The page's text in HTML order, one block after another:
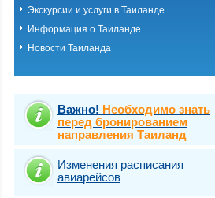
Экскурсии и услуги в Таиланде
Информация о Таиланде
Новости Таиланда
Важно! Необходимо знать
перед бронированием
направления Таиланд
Изменения расписания
авиарейсов